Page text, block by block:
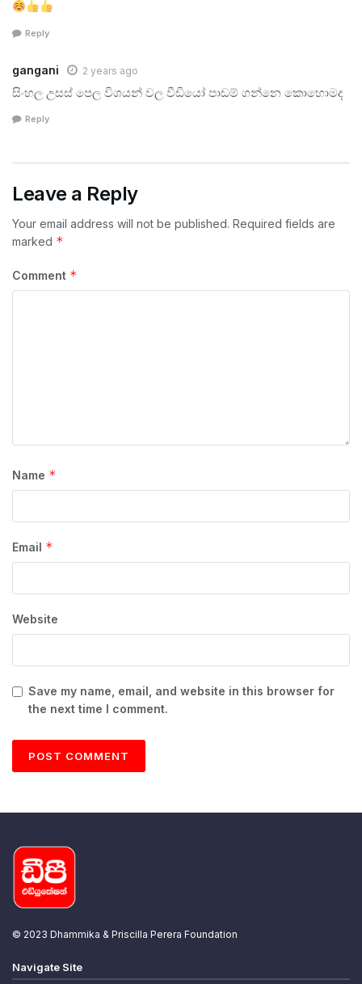
Reply
gangani 2 years ago
සිංහල උසස් පෙල විශයන් වල වීඩියෝ පාඩම් ගන්නෙ කොහොමද
Reply
Leave a Reply
Your email address will not be published. Required fields are
marked *
Comment *
Name *
Email *
Website
Save my name, email, and website in this browser for
the next time I comment.
© 2023 Dhammika & Priscilla Perera Foundation
Navigate Site